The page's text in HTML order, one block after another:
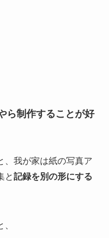
ら制作することが好
、我が家は紙の写真ア
と 記録を別の形にする